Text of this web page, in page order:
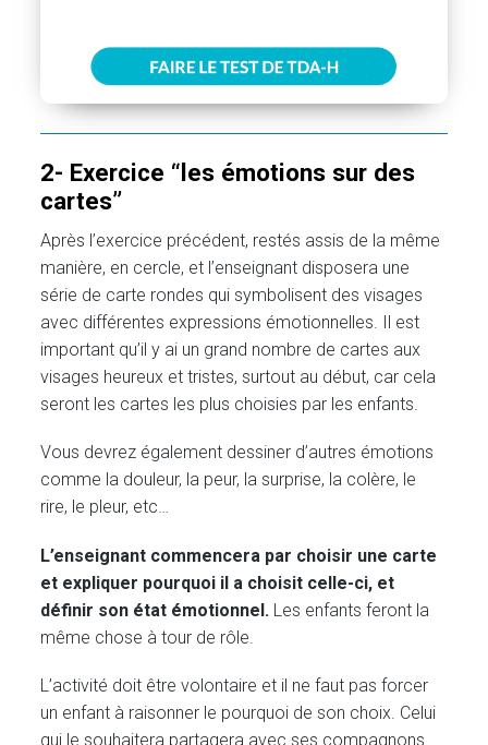
2- Exercice “les émotions sur des
cartes”
Après l’exercice précédent, restés assis de la même
manière, en cercle, et l’enseignant disposera une
série de carte rondes qui symbolisent des visages
avec différentes expressions émotionnelles. Il est
important qu’il y ai un grand nombre de cartes aux
visages heureux et tristes, surtout au début, car cela
seront les cartes les plus choisies par les enfants.
Vous devrez également dessiner d’autres émotions
comme la douleur, la peur, la surprise, la colère, le
rire, le pleur, etc…
L’enseignant commencera par choisir une carte
et expliquer pourquoi il a choisit celle-ci, et
définir son état émotionnel. Les enfants feront la
même chose à tour de rôle.
L’activité doit être volontaire et il ne faut pas forcer
un enfant à raisonner le pourquoi de son choix. Celui
qui le souhaitera partagera avec ses compagnons